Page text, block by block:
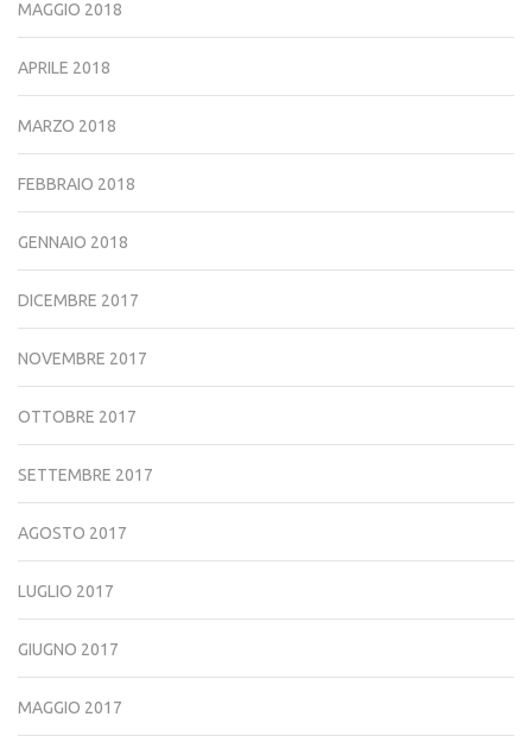
MAGGIO 2018
APRILE 2018
MARZO 2018
FEBBRAIO 2018
GENNAIO 2018
DICEMBRE 2017
NOVEMBRE 2017
OTTOBRE 2017
SETTEMBRE 2017
AGOSTO 2017
LUGLIO 2017
GIUGNO 2017
MAGGIO 2017